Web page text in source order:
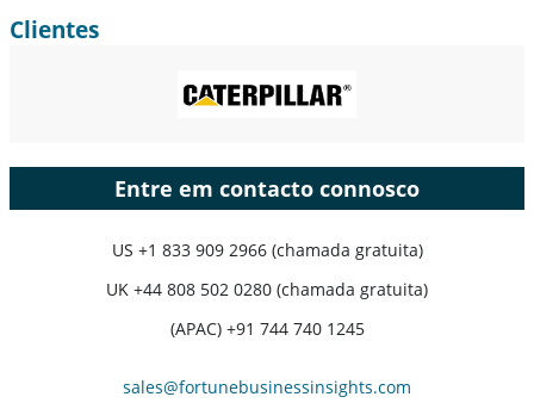
Clientes
Entre em contacto connosco
US +1 833 909 2966 (chamada gratuita)
UK +44 808 502 0280 (chamada gratuita)
(APAC) +91 744 740 1245
sales@fortunebusinessinsights.com